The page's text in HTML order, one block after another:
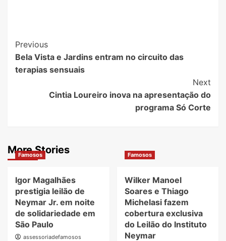
Post
Navigation
Previous
Bela Vista e Jardins entram no circuito das
terapias sensuais
Next
Cintia Loureiro inova na apresentação do
programa Só Corte
More Stories
Famosos
Igor Magalhães
prestigia leilão de
Neymar Jr. em noite
de solidariedade em
São Paulo
assessoriadefamosos
Famosos
Wilker Manoel
Soares e Thiago
Michelasi fazem
cobertura exclusiva
do Leilão do Instituto
Neymar